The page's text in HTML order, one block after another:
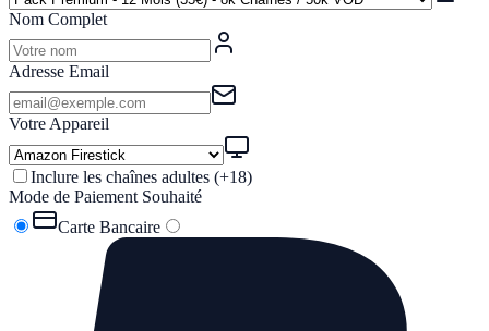
Nom Complet
Adresse Email
Votre Appareil
Inclure les chaînes adultes (+18)
Mode de Paiement Souhaité
Carte Bancaire